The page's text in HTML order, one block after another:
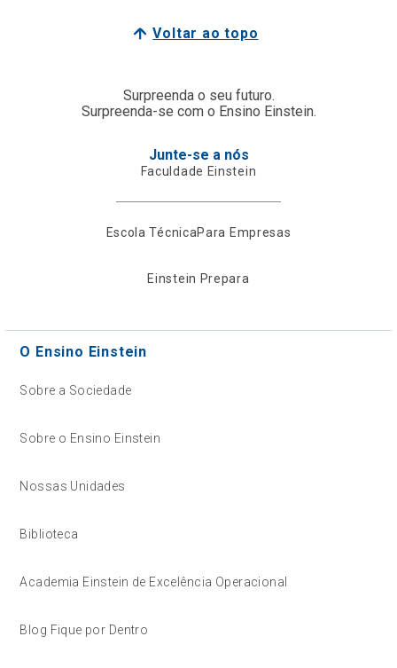
Voltar ao topo
Surpreenda o seu futuro.
Surpreenda-se com o Ensino Einstein.
Junte-se a nós
Faculdade Einstein
Escola TécnicaPara Empresas
Einstein Prepara
O Ensino Einstein
Sobre a Sociedade
Sobre o Ensino Einstein
Nossas Unidades
Biblioteca
Academia Einstein de Excelência Operacional
Blog Fique por Dentro